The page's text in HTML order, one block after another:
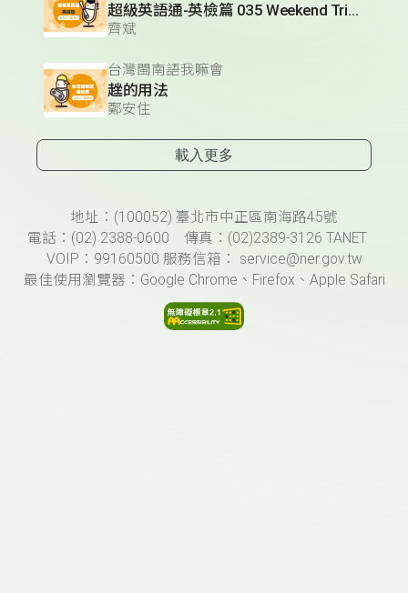
超級英語通-英檢篇 035 Weekend Trip- 週末旅遊
齊斌
台灣閩南語我嘛會
趖的用法
鄭安住
載入更多
頁尾資訊地址：(100052) 臺北市中正區南海路45號
電話：(02) 2388-0600 傳真：(02)2389-3126 TANET
VOIP：99160500 服務信箱： service@ner.gov.tw
最佳使用瀏覽器：Google Chrome、Firefox、Apple Safari